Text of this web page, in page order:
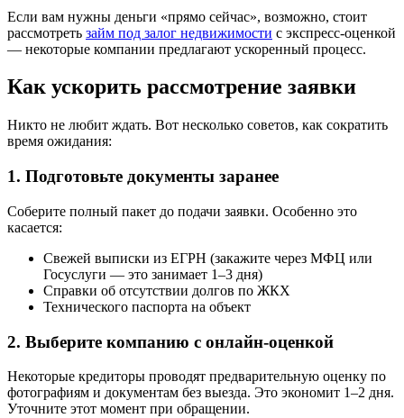
Если вам нужны деньги «прямо сейчас», возможно, стоит
рассмотреть займ под залог недвижимости с экспресс-оценкой
— некоторые компании предлагают ускоренный процесс.
Как ускорить рассмотрение заявки
Никто не любит ждать. Вот несколько советов, как сократить
время ожидания:
1. Подготовьте документы заранее
Соберите полный пакет до подачи заявки. Особенно это
касается:
Свежей выписки из ЕГРН (закажите через МФЦ или
Госуслуги — это занимает 1–3 дня)
Справки об отсутствии долгов по ЖКХ
Технического паспорта на объект
2. Выберите компанию с онлайн-оценкой
Некоторые кредиторы проводят предварительную оценку по
фотографиям и документам без выезда. Это экономит 1–2 дня.
Уточните этот момент при обращении.